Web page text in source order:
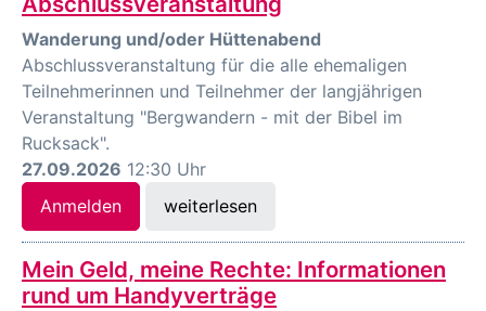
Wanderung und/oder Hüttenabend
Abschlussveranstaltung für die alle ehemaligen
Teilnehmerinnen und Teilnehmer der langjährigen
Veranstaltung "Bergwandern - mit der Bibel im
Rucksack".
27.09.2026 12:30 Uhr
Anmelden
weiterlesen
Mein Geld, meine Rechte: Informationen
rund um Handyverträge